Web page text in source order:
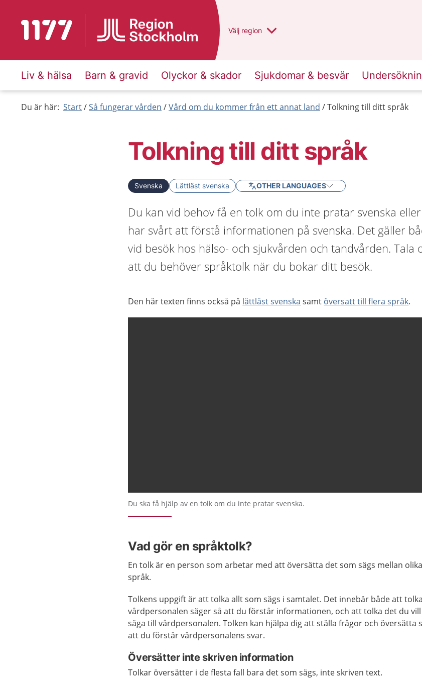
Till startsidan för 1177 Du har valt region
Välj en annan
region
Liv & hälsa Barn & gravid Olyckor & skador Sjukdomar & besvär
Du är här: Start Så fungerar vården Vård om du kommer från ett annat land Tolkning till ditt språk
Tolkning till ditt språk
Svenska Lättläst svenska OTHER LANGUAGES
Du kan vid behov få en tolk om du inte pratar svenska eller
har svårt att förstå informationen på svenska. Det gäller
vid besök hos hälso- och sjukvården och tandvården. Tala
att du behöver språktolk när du bokar ditt besök.
Den här texten finns också på lättläst svenska samt översatt till flera språk.
Du ska få hjälp av en tolk om du inte pratar svenska.
Vad gör en språktolk?
En tolk är en person som arbetar med att översätta det som sägs mellan olika
språk.
Tolkens uppgift är att tolka allt som sägs i samtalet. Det innebär både att
vårdpersonalen säger så att du förstår informationen, och att tolka det du vill
säga till vårdpersonalen. Tolken kan hjälpa dig att ställa frågor och översätta
att du förstår vårdpersonalens svar.
Översätter inte skriven information
Tolkar översätter i de flesta fall bara det som sägs, inte skriven text.